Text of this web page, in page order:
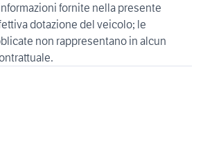
fornite nella presente
dotazione del veicolo; le
non rappresentano in alcun